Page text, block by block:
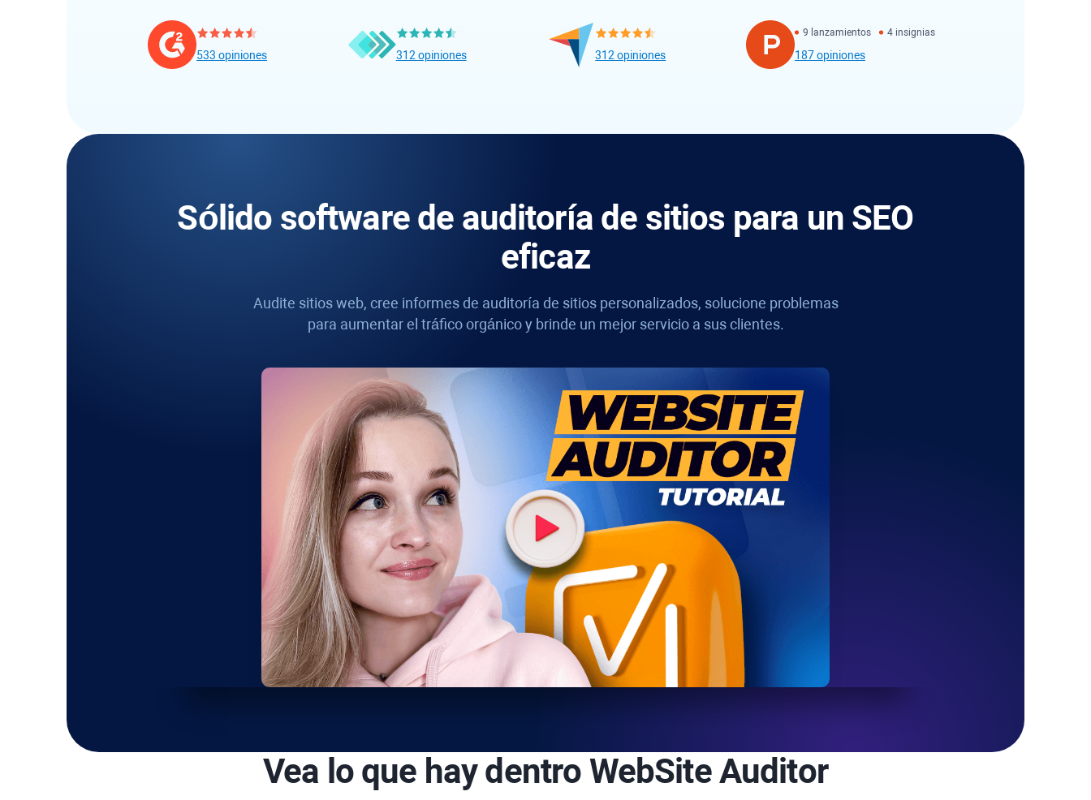
533 opiniones 312 opiniones 312 opiniones
9 lanzamientos 4 insignias
187 opiniones
Sólido software de auditoría de sitios para un SEO
eficaz
Audite sitios web, cree informes de auditoría de sitios personalizados, solucione problemas
para aumentar el tráfico orgánico y brinde un mejor servicio a sus clientes.
Vea lo que hay dentro WebSite Auditor